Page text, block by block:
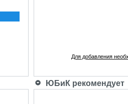
Для добавления
ЮБиК рекомендует